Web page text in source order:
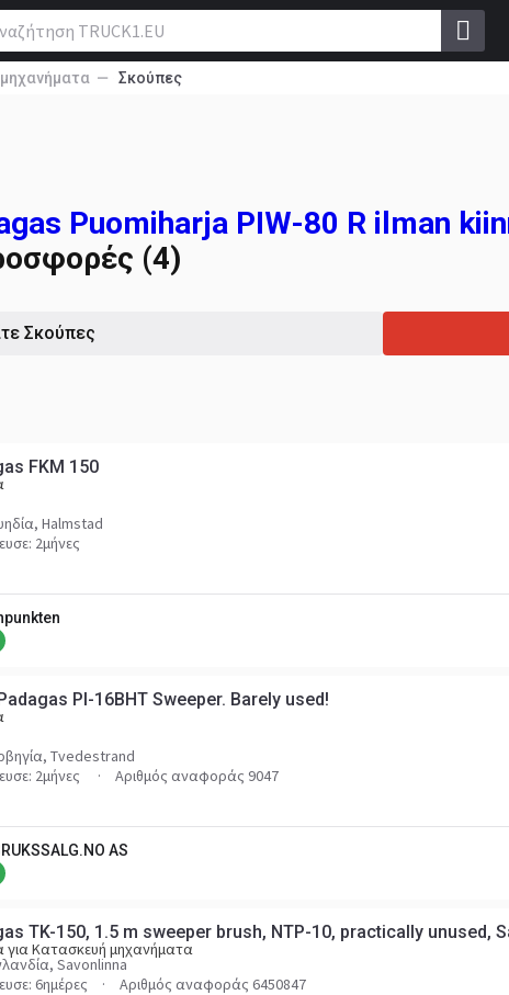
Σκούπες
Puomiharja PIW-80 R ilman
(4)
Σκούπες
FKM 150
Halmstad
2μήνες
PI-16BHT Sweeper. Barely used!
Tvedestrand
2μήνες
Αριθμός αναφοράς 9047
AS
TK-150, 1.5 m sweeper brush, NTP-10, practically unused,
για Κατασκευή μηχανήματα
Savonlinna
6ημέρες
Αριθμός αναφοράς 6450847